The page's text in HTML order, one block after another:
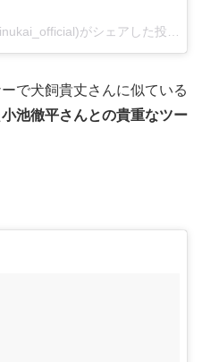
で犬飼貴丈さんに似ている
小池徹平さんとの貴重なツー